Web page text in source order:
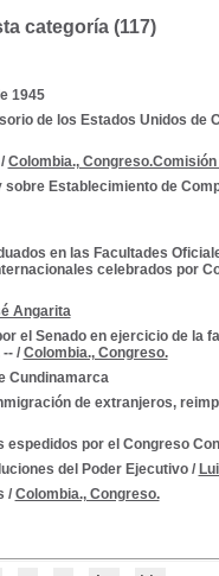
categoría (117)
1945
de los Estados Unidos de
/ Colombia.,
Establecimiento de
en las Facultades
celebrados por
Angarita
el Senado en ejercicio de la
--/ Colombia., Congreso.
Cundinamarca
de extranjeros,
por el Congreso
del Poder Ejecutivo /
/ Colombia., Congreso.